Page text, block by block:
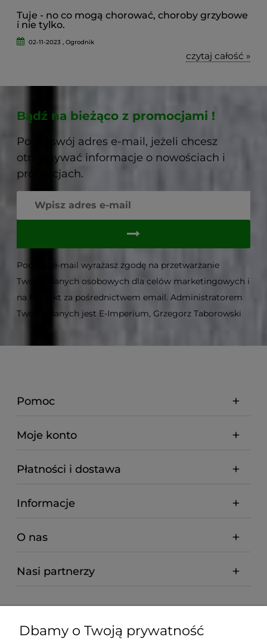
Tuje - no co mogą chorować, choroby grzybowe
i nie tylko.
02-11-2023 , Ogrodnik
czytaj całość »
Bądź na bieżąco z promocjami !
Podaj swój adres e-mail, jeżeli chcesz
otrzymywać informacje o nowościach i
promocjach.
Podając e-mail wyrażasz zgodę na przetwarzanie
Twoich danych osobowych dla celów marketingowych i
na kontakt za pośrednictwem email. Administratorem
Twoich danych jest E-Imperium, Grzegorz Taborowski
Pomoc
Moje konto
Płatności i dostawa
Informacje
O nas
Nasi partnerzy
Dbamy o Twoją prywatność